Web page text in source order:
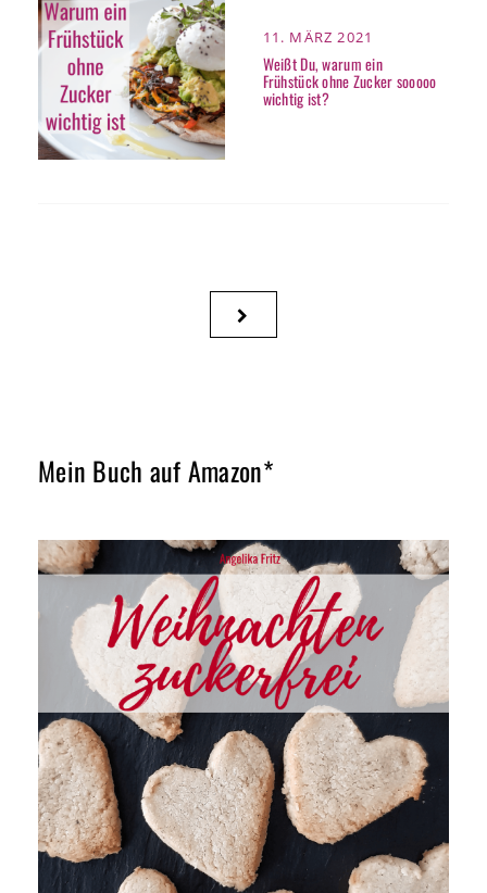
POSTED
ON
11. MÄRZ 2021
Weißt Du, warum ein
Frühstück ohne Zucker sooooo
wichtig ist?
Seitennummerierung
NEXT
PAGE
Mein Buch auf Amazon*